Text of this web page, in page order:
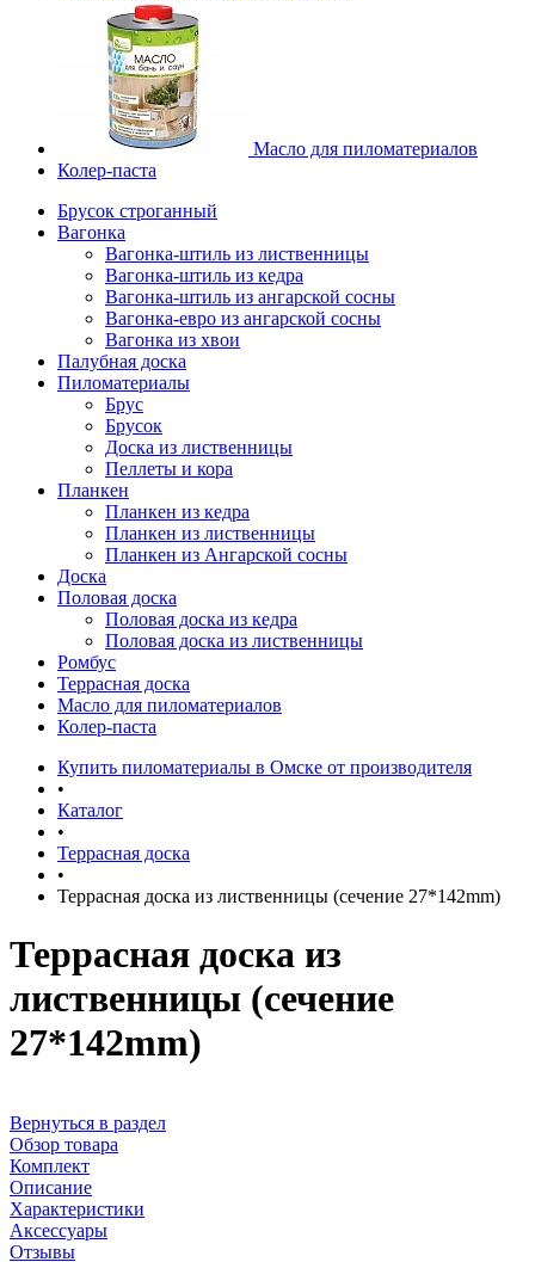
Масло для пиломатериалов
Колер-паста
Брусок строганный
Вагонка
Вагонка-штиль из лиственницы
Вагонка-штиль из кедра
Вагонка-штиль из ангарской сосны
Вагонка-евро из ангарской сосны
Вагонка из хвои
Палубная доска
Пиломатериалы
Брус
Брусок
Доска из лиственницы
Пеллеты и кора
Планкен
Планкен из кедра
Планкен из лиственницы
Планкен из Ангарской сосны
Доска
Половая доска
Половая доска из кедра
Половая доска из лиственницы
Ромбус
Террасная доска
Масло для пиломатериалов
Колер-паста
Купить пиломатериалы в Омске от производителя
•
Каталог
•
Террасная доска
•
Террасная доска из лиственницы (сечение 27*142mm)
Террасная доска из
лиственницы (сечение
27*142mm)
Вернуться в раздел
Обзор товара
Комплект
Описание
Характеристики
Аксессуары
Отзывы